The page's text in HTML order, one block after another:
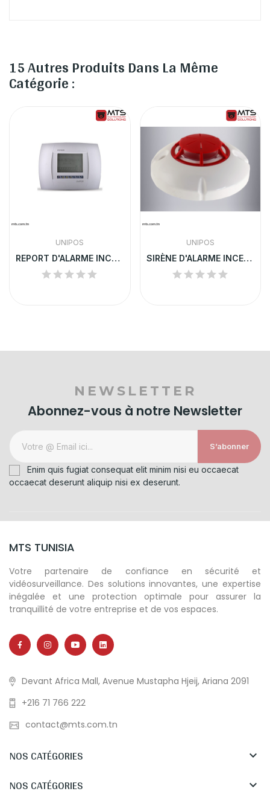
15 Autres Produits Dans La Même
Catégorie :
UNIPOS
REPORT D'ALARME INCENDIE POUR LES CENTRALES...
UNIPOS
SIRÈNE D'ALARME INCENDIE ADRESSABLE AVEC FLASH...
NEWSLETTER
Abonnez-vous à notre Newsletter
S’abonner
Enim quis fugiat consequat elit minim nisi eu occaecat
occaecat deserunt aliquip nisi ex deserunt.
MTS TUNISIA
Votre partenaire de confiance en sécurité et
vidéosurveillance. Des solutions innovantes, une expertise
inégalée et une protection optimale pour assurer la
tranquillité de votre entreprise et de vos espaces.
Devant Africa Mall, Avenue Mustapha Hjeij, Ariana 2091
+216 71 766 222
contact@mts.com.tn
NOS CATÉGORIES 
NOS CATÉGORIES 